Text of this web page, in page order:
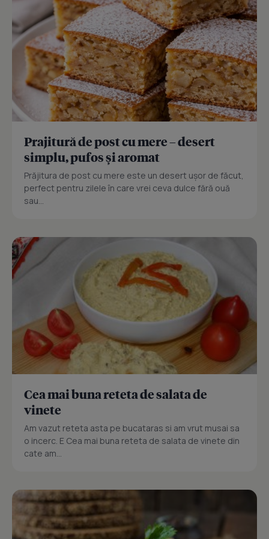
Prajitură de post cu mere – desert
simplu, pufos și aromat
Prăjitura de post cu mere este un desert ușor de făcut,
perfect pentru zilele în care vrei ceva dulce fără ouă
sau...
Cea mai buna reteta de salata de
vinete
Am vazut reteta asta pe bucataras si am vrut musai sa
o incerc. E Cea mai buna reteta de salata de vinete din
cate am...